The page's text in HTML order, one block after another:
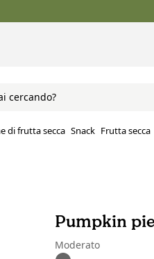
di frutta secca Snack Frutta secca
Pumpkin
Moderato